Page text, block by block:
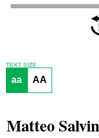
TEXT SIZE
aa AA
Matteo